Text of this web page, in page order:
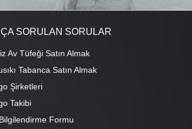
SORULAN SORULAR
Av Tüfeği Satın Almak
Tabanca Satın Almak
Şirketleri
Takibi
Formu